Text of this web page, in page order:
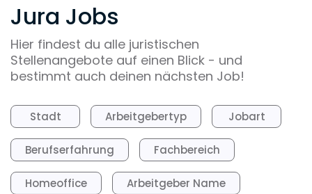
Jura Jobs
Hier findest du alle juristischen
Stellenangebote auf einen Blick - und
bestimmt auch deinen nächsten Job!
Stadt Arbeitgebertyp Jobart
Berufserfahrung Fachbereich
Homeoffice
Arbeitgeber Name